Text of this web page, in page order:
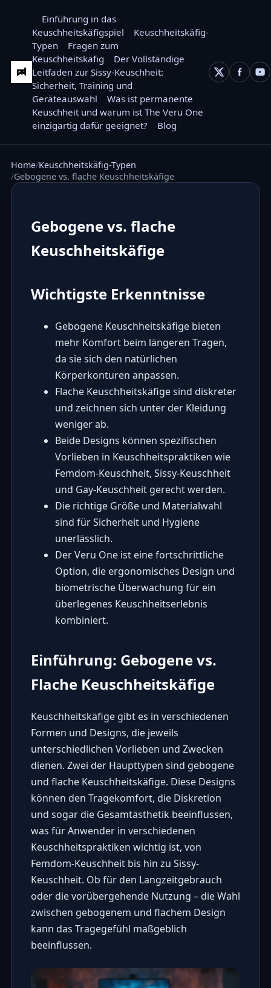
Einführung in das
Keuschheitskäfigspiel
Keuschheitskäfig-
Typen
Fragen zum
Keuschheitskäfig
Der Vollständige
Leitfaden zur Sissy-Keuschheit:
Sicherheit, Training und
Geräteauswahl
Was ist permanente
Keuschheit und warum ist The Veru One
einzigartig dafür geeignet?
Blog
Home Keuschheitskäfig-Typen
Gebogene vs. flache Keuschheitskäfige
Gebogene vs. flache
Keuschheitskäfige
Wichtigste Erkenntnisse
Gebogene Keuschheitskäfige bieten
mehr Komfort beim längeren Tragen,
da sie sich den natürlichen
Körperkonturen anpassen.
Flache Keuschheitskäfige sind diskreter
und zeichnen sich unter der Kleidung
weniger ab.
Beide Designs können spezifischen
Vorlieben in Keuschheitspraktiken wie
Femdom-Keuschheit, Sissy-Keuschheit
und Gay-Keuschheit gerecht werden.
Die richtige Größe und Materialwahl
sind für Sicherheit und Hygiene
unerlässlich.
Der Veru One ist eine fortschrittliche
Option, die ergonomisches Design und
biometrische Überwachung für ein
überlegenes Keuschheitserlebnis
kombiniert.
Einführung: Gebogene vs.
Flache Keuschheitskäfige
Keuschheitskäfige gibt es in verschiedenen
Formen und Designs, die jeweils
unterschiedlichen Vorlieben und Zwecken
dienen. Zwei der Haupttypen sind gebogene
und flache Keuschheitskäfige. Diese Designs
können den Tragekomfort, die Diskretion
und sogar die Gesamtästhetik beeinflussen,
was für Anwender in verschiedenen
Keuschheitspraktiken wichtig ist, von
Femdom-Keuschheit bis hin zu Sissy-
Keuschheit. Ob für den Langzeitgebrauch
oder die vorübergehende Nutzung – die Wahl
zwischen gebogenem und flachem Design
kann das Tragegefühl maßgeblich
beeinflussen.